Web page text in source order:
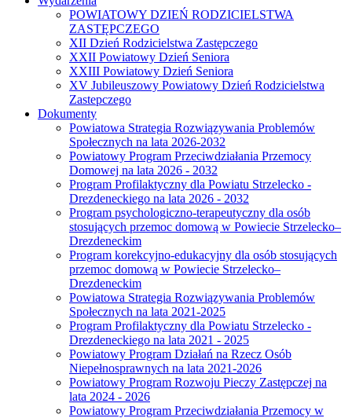
POWIATOWY DZIEŃ RODZICIELSTWA
ZASTĘPCZEGO
XII Dzień Rodzicielstwa Zastępczego
XXII Powiatowy Dzień Seniora
XXIII Powiatowy Dzień Seniora
XV Jubileuszowy Powiatowy Dzień Rodzicielstwa
Zastepczego
Dokumenty
Powiatowa Strategia Rozwiązywania Problemów
Społecznych na lata 2026-2032
Powiatowy Program Przeciwdziałania Przemocy
Domowej na lata 2026 - 2032
Program Profilaktyczny dla Powiatu Strzelecko -
Drezdeneckiego na lata 2026 - 2032
Program psychologiczno-terapeutyczny dla osób
stosujących przemoc domową w Powiecie Strzelecko–
Drezdeneckim
Program korekcyjno-edukacyjny dla osób stosujących
przemoc domową w Powiecie Strzelecko–
Drezdeneckim
Powiatowa Strategia Rozwiązywania Problemów
Społecznych na lata 2021-2025
Program Profilaktyczny dla Powiatu Strzelecko -
Drezdeneckiego na lata 2021 - 2025
Powiatowy Program Działań na Rzecz Osób
Niepełnosprawnych na lata 2021-2026
Powiatowy Program Rozwoju Pieczy Zastępczej na
lata 2024 - 2026
Powiatowy Program Przeciwdziałania Przemocy w